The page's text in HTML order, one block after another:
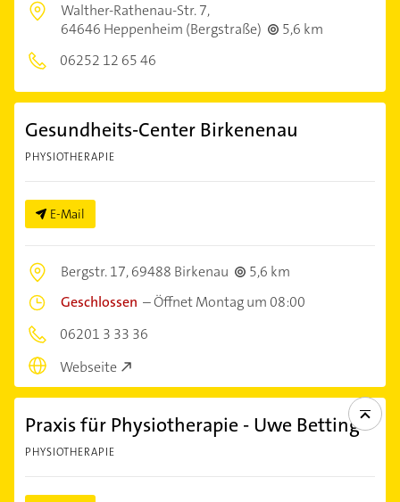
Walther-Rathenau-Str. 7,
64646 Heppenheim (Bergstraße)
5,6 km
06252 12 65 46
Gesundheits-Center Birkenenau
PHYSIOTHERAPIE
E-Mail
Bergstr. 17,69488 Birkenau
5,6 km
Geschlossen –Öffnet Montag um 08:00
06201 3 33 36
Webseite
Praxis für Physiotherapie - Uwe Betting
PHYSIOTHERAPIE